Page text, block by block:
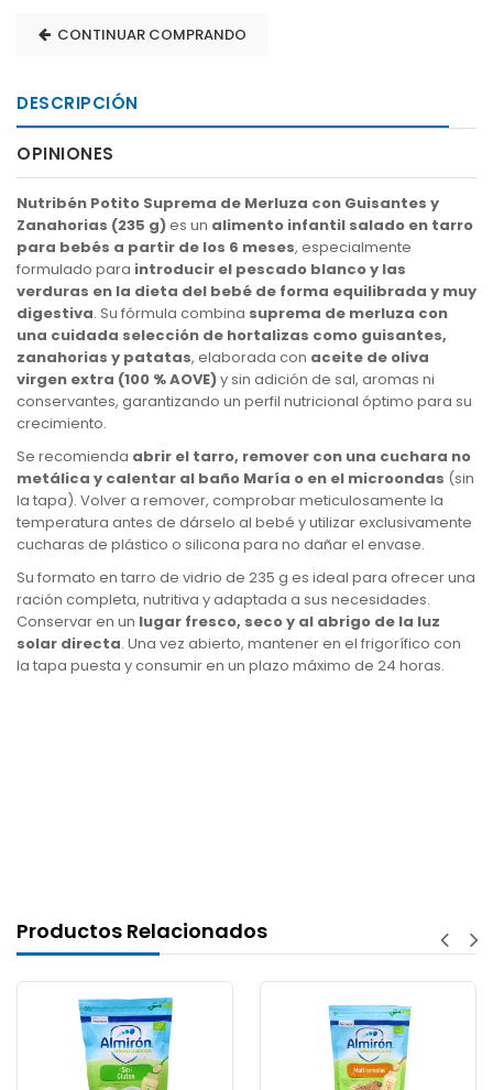
CONTINUAR COMPRANDO
DESCRIPCIÓN
OPINIONES
Nutribén Potito Suprema de Merluza con Guisantes y
Zanahorias (235 g)es un alimento infantil salado en tarro
para bebés a partir de los 6 meses, especialmente
formulado para introducir el pescado blanco y las
verduras en la dieta del bebé de forma equilibrada y muy
digestiva. Su fórmula combina suprema de merluza con
una cuidada selección de hortalizas como guisantes,
zanahorias y patatas, elaborada con aceite de oliva
virgen extra (100 % AOVE)y sin adición de sal, aromas ni
conservantes, garantizando un perfil nutricional óptimo para su
crecimiento.
Se recomienda abrir el tarro, remover con una cuchara no
metálica y calentar al baño María o en el microondas (sin
la tapa). Volver a remover, comprobar meticulosamente la
temperatura antes de dárselo al bebé y utilizar exclusivamente
cucharas de plástico o silicona para no dañar el envase.
Su formato en tarro de vidrio de 235 g es ideal para ofrecer una
ración completa, nutritiva y adaptada a sus necesidades.
Conservar en un lugar fresco, seco y al abrigo de la luz
solar directa. Una vez abierto, mantener en el frigorífico con
la tapa puesta y consumir en un plazo máximo de 24 horas.
Productos Relacionados